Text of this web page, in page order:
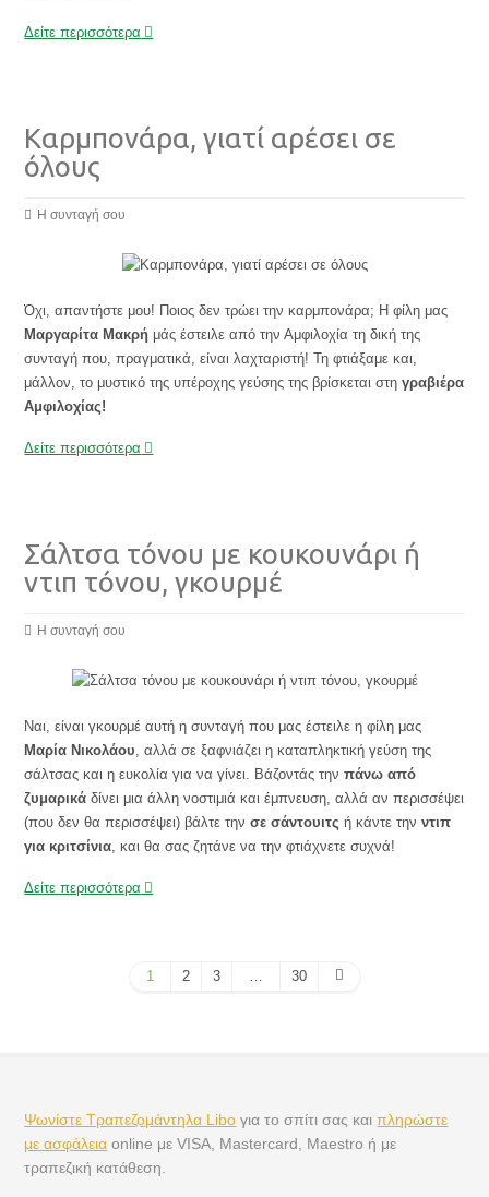
Δείτε περισσότερα
Καρμπονάρα, γιατί αρέσει σε
όλους
Η συνταγή σου
Όχι, απαντήστε μου! Ποιος δεν τρώει την καρμπονάρα; Η φίλη μας
Μαργαρίτα Μακρή μάς έστειλε από την Αμφιλοχία τη δική της
συνταγή που, πραγματικά, είναι λαχταριστή! Τη φτιάξαμε και,
μάλλον, το μυστικό της υπέροχης γεύσης της βρίσκεται στηγραβιέρα
Αμφιλοχίας!
Δείτε περισσότερα
Σάλτσα τόνου με κουκουνάρι ή
ντιπ τόνου, γκουρμέ
Η συνταγή σου
Ναι, είναι γκουρμέ αυτή η συνταγή που μας έστειλε η φίλη μας
Μαρία Νικολάου, αλλά σε ξαφνιάζει η καταπληκτική γεύση της
σάλτσας και η ευκολία για να γίνει. Βάζοντάς τηνπάνω από
ζυμαρικά δίνει μια άλλη νοστιμιά και έμπνευση, αλλά αν περισσέψει
(που δεν θα περισσέψει) βάλτε τηνσε σάντουιτς ή κάντε τηνντιπ
για κριτσίνια, και θα σας ζητάνε να την φτιάχνετε συχνά!
Δείτε περισσότερα
1 2 3 … 30
Ψωνίστε Τραπεζομάντηλα Libo για το σπίτι σας καιπληρώστε
με ασφάλεια online με VISA, Mastercard, Maestro ή με
τραπεζική κατάθεση.